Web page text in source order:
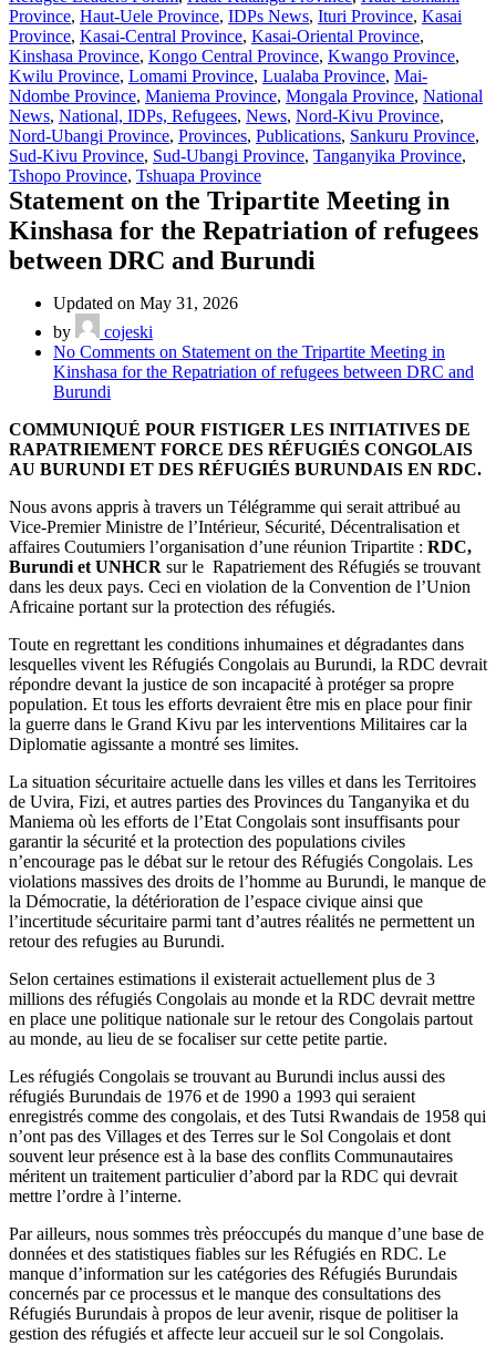
Province, Haut-Uele Province, IDPs News, Ituri Province, Kasai
Province, Kasai-Central Province, Kasai-Oriental Province,
Kinshasa Province, Kongo Central Province, Kwango Province,
Kwilu Province, Lomami Province, Lualaba Province, Mai-
Ndombe Province, Maniema Province, Mongala Province, National
News, National, IDPs, Refugees, News, Nord-Kivu Province,
Nord-Ubangi Province, Provinces, Publications, Sankuru Province,
Sud-Kivu Province, Sud-Ubangi Province, Tanganyika Province,
Tshopo Province, Tshuapa Province
Statement on the Tripartite Meeting in
Kinshasa for the Repatriation of refugees
between DRC and Burundi
Updated on May 31, 2026
by
cojeski
No Comments on Statement on the Tripartite Meeting in
Kinshasa for the Repatriation of refugees between DRC and
Burundi
COMMUNIQUÉ POUR FISTIGER LES INITIATIVES DE
RAPATRIEMENT FORCE DES RÉFUGIÉS CONGOLAIS
AU BURUNDI ET DES RÉFUGIÉS BURUNDAIS EN RDC.
Nous avons appris à travers un Télégramme qui serait attribué au
Vice-Premier Ministre de l’Intérieur, Sécurité, Décentralisation et
affaires Coutumiers l’organisation d’une réunion Tripartite : RDC,
Burundi et UNHCR sur le Rapatriement des Réfugiés se trouvant
dans les deux pays. Ceci en violation de la Convention de l’Union
Africaine portant sur la protection des réfugiés.
Toute en regrettant les conditions inhumaines et dégradantes dans
lesquelles vivent les Réfugiés Congolais au Burundi, la RDC devrait
répondre devant la justice de son incapacité à protéger sa propre
population. Et tous les efforts devraient être mis en place pour finir
la guerre dans le Grand Kivu par les interventions Militaires car la
Diplomatie agissante a montré ses limites.
La situation sécuritaire actuelle dans les villes et dans les Territoires
de Uvira, Fizi, et autres parties des Provinces du Tanganyika et du
Maniema où les efforts de l’Etat Congolais sont insuffisants pour
garantir la sécurité et la protection des populations civiles
n’encourage pas le débat sur le retour des Réfugiés Congolais. Les
violations massives des droits de l’homme au Burundi, le manque de
la Démocratie, la détérioration de l’espace civique ainsi que
l’incertitude sécuritaire parmi tant d’autres réalités ne permettent un
retour des refugies au Burundi.
Selon certaines estimations il existerait actuellement plus de 3
millions des réfugiés Congolais au monde et la RDC devrait mettre
en place une politique nationale sur le retour des Congolais partout
au monde, au lieu de se focaliser sur cette petite partie.
Les réfugiés Congolais se trouvant au Burundi inclus aussi des
réfugiés Burundais de 1976 et de 1990 a 1993 qui seraient
enregistrés comme des congolais, et des Tutsi Rwandais de 1958 qui
n’ont pas des Villages et des Terres sur le Sol Congolais et dont
souvent leur présence est à la base des conflits Communautaires
méritent un traitement particulier d’abord par la RDC qui devrait
mettre l’ordre à l’interne.
Par ailleurs, nous sommes très préoccupés du manque d’une base de
données et des statistiques fiables sur les Réfugiés en RDC. Le
manque d’information sur les catégories des Réfugiés Burundais
concernés par ce processus et le manque des consultations des
Réfugiés Burundais à propos de leur avenir, risque de politiser la
gestion des réfugiés et affecte leur accueil sur le sol Congolais.